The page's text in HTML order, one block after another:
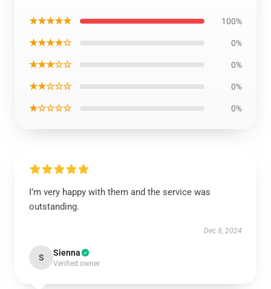
★★★★★ 100%
★★★★☆ 0%
★★★☆☆ 0%
★★☆☆☆ 0%
★☆☆☆☆ 0%
I’m very happy with them and the service was
outstanding.
Dec 8, 2024
S Sienna
Verified owner